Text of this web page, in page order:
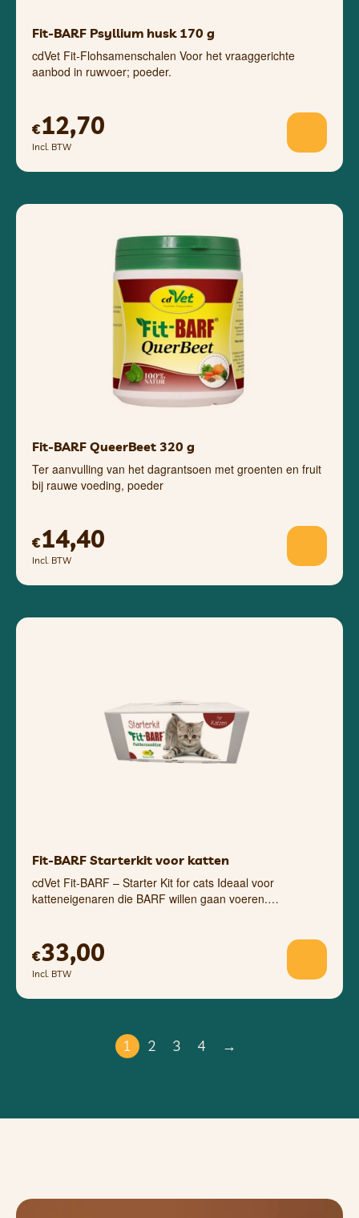
Fit-BARF Psyllium husk 170 g
cdVet Fit-Flohsamenschalen Voor het vraaggerichte
aanbod in ruwvoer; poeder.
€12,70
Incl. BTW
Fit-BARF QueerBeet 320 g
Ter aanvulling van het dagrantsoen met groenten en fruit
bij rauwe voeding, poeder
€14,40
Incl. BTW
Fit-BARF Starterkit voor katten
cdVet Fit-BARF – Starter Kit for cats Ideaal voor
katteneigenaren die BARF willen gaan voeren.…
€33,00
Incl. BTW
1 2 3 4 →